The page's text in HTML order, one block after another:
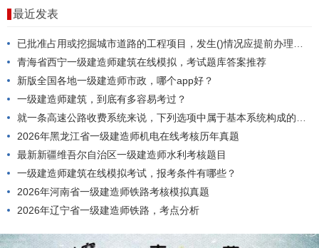
最近发表
已批准占用或挖掘城市道路的工程项目，发生()情况应提前办理变更审批手续。
青海省西宁一级建造师建筑在线模拟，考试题库答案推荐
新版全国各地一级建造师市政，哪个app好？
一级建造师建筑，到底有多容易考过？
就一条高速公路收费系统来说，下列选项中属于基本系统构成的是()。
2026年黑龙江省一级建造师机电在线考核历年真题
最新新疆维吾尔自治区一级建造师水利考核题目
一级建造师建筑在线模拟考试，报考条件有哪些？
2026年河南省一级建造师铁路考核模拟真题
2026年辽宁省一级建造师铁路，考点分析